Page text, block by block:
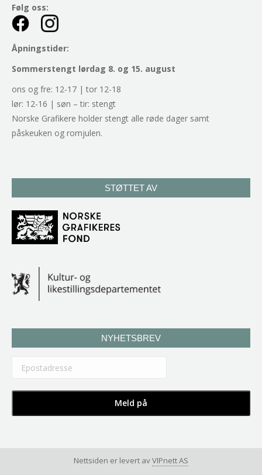
Følg oss:
Åpningstider:
Sommerstengt lørdag 8. og 15. august
ons og fre: 12-17 | tor 12-18
lør: 12-16 | søn – tir: stengt
Norske Grafikere holder stengt alle røde dager samt
påskeuken og romjulen.
STØTTET AV
NYHETSBREV
Nettsiden er levert avVIPnett AS